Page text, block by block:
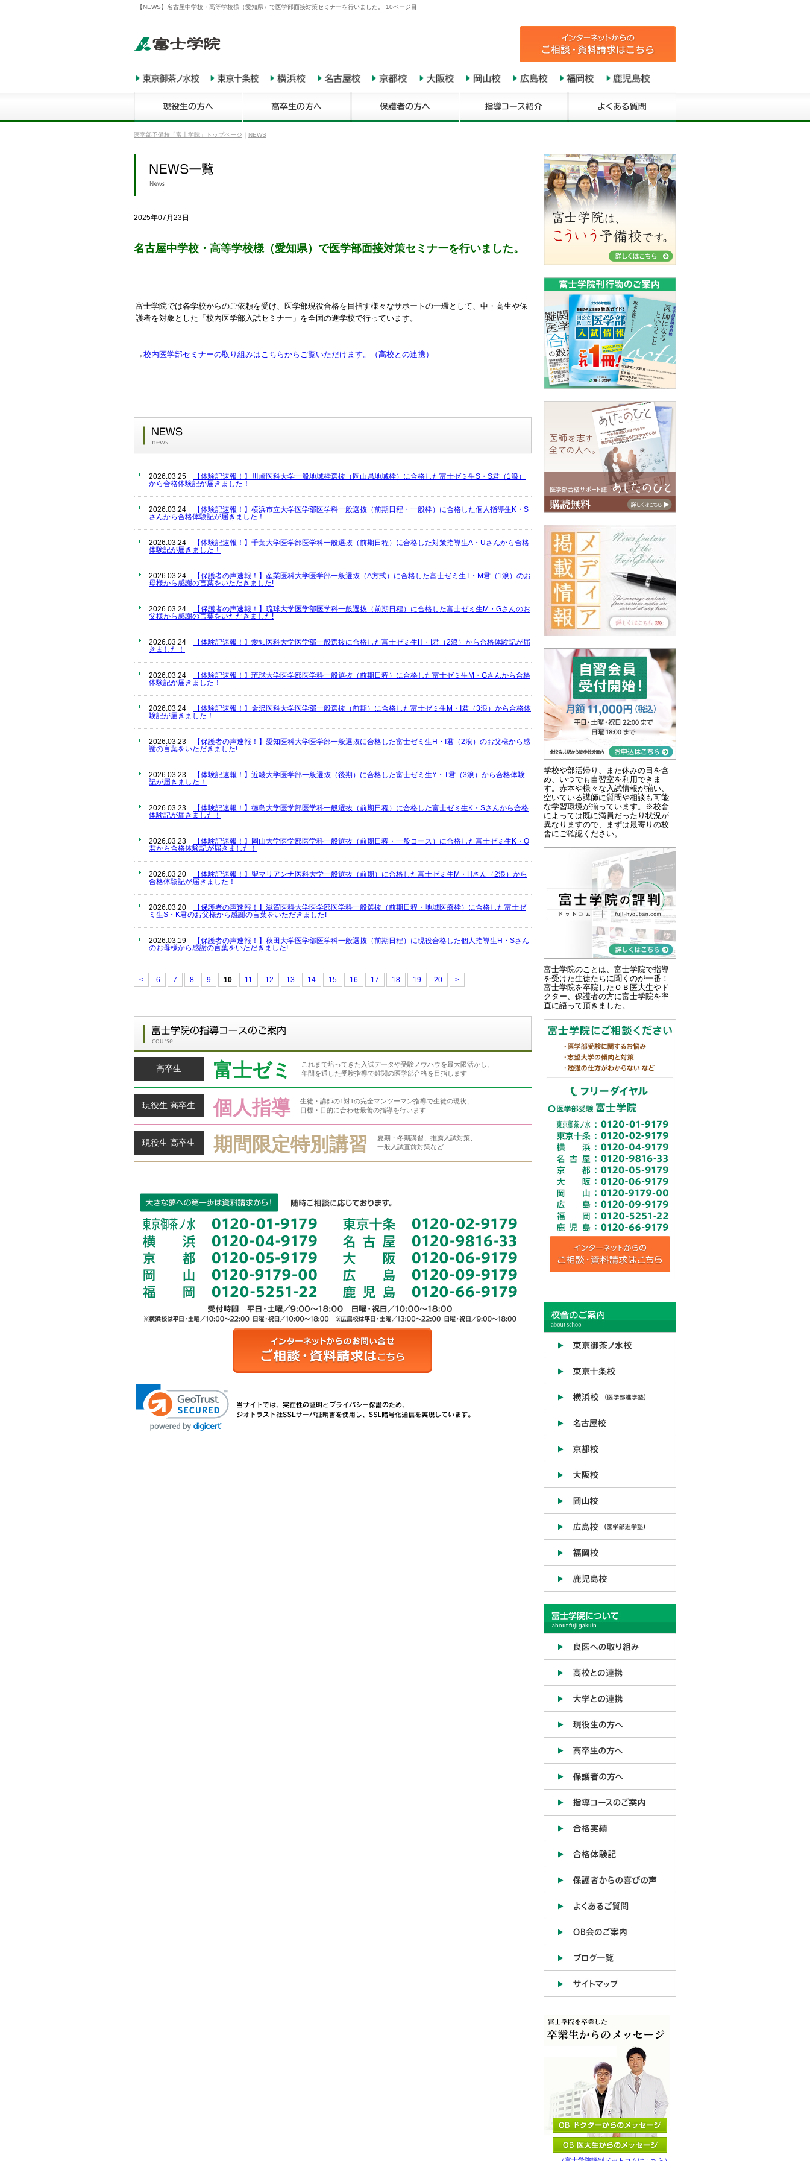
【NEWS】名古屋中学校・高等学校様（愛知県）で医学部面接対策セミナーを行いました。 10ページ目
医学部予備校「富士学院」トップページ NEWS
2025年07月23日
名古屋中学校・高等学校様（愛知県）で医学部面接対策セミナーを行いました。
富士学院では各学校からのご依頼を受け、医学部現役合格を目指す様々なサポートの一環として、中・高生や保
護者を対象とした「校内医学部入試セミナー」を全国の進学校で行っています。
→校内医学部セミナーの取り組みはこちらからご覧いただけます。（高校との連携）
2026.03.25
【体験記速報！】川崎医科大学一般地域枠選抜（岡山県地域枠）に合格した富士ゼミ生S・S君（1浪）
から合格体験記が届きました！
2026.03.24
【体験記速報！】横浜市立大学医学部医学科一般選抜（前期日程・一般枠）に合格した個人指導生K・S
さんから合格体験記が届きました！
2026.03.24
【体験記速報！】千葉大学医学部医学科一般選抜（前期日程）に合格した対策指導生A・Uさんから合格
体験記が届きました！
2026.03.24
【保護者の声速報！】産業医科大学医学部一般選抜（A方式）に合格した富士ゼミ生T・M君（1浪）のお
母様から感謝の言葉をいただきました!
2026.03.24
【保護者の声速報！】琉球大学医学部医学科一般選抜（前期日程）に合格した富士ゼミ生M・Gさんのお
父様から感謝の言葉をいただきました!
2026.03.24
【体験記速報！】愛知医科大学医学部一般選抜に合格した富士ゼミ生H・I君（2浪）から合格体験記が届
きました！
2026.03.24
【体験記速報！】琉球大学医学部医学科一般選抜（前期日程）に合格した富士ゼミ生M・Gさんから合格
体験記が届きました！
2026.03.24
【体験記速報！】金沢医科大学医学部一般選抜（前期）に合格した富士ゼミ生M・I君（3浪）から合格体
験記が届きました！
2026.03.23
【保護者の声速報！】愛知医科大学医学部一般選抜に合格した富士ゼミ生H・I君（2浪）のお父様から感
謝の言葉をいただきました!
2026.03.23
【体験記速報！】近畿大学医学部一般選抜（後期）に合格した富士ゼミ生Y・T君（3浪）から合格体験
記が届きました！
2026.03.23
【体験記速報！】徳島大学医学部医学科一般選抜（前期日程）に合格した富士ゼミ生K・Sさんから合格
体験記が届きました！
2026.03.23
【体験記速報！】岡山大学医学部医学科一般選抜（前期日程・一般コース）に合格した富士ゼミ生K・O
君から合格体験記が届きました！
2026.03.20
【体験記速報！】聖マリアンナ医科大学一般選抜（前期）に合格した富士ゼミ生M・Hさん（2浪）から
合格体験記が届きました！
2026.03.20
【保護者の声速報！】滋賀医科大学医学部医学科一般選抜（前期日程・地域医療枠）に合格した富士ゼ
ミ生S・K君のお父様から感謝の言葉をいただきました!
2026.03.19
【保護者の声速報！】秋田大学医学部医学科一般選抜（前期日程）に現役合格した個人指導生H・Sさん
のお母様から感謝の言葉をいただきました!
< 6 7 8 9 10 11 12 13 14 15 16 17 18 19 20 >
高卒生 富士ゼミ
これまで培ってきた入試データや受験ノウハウを最大限活かし、
年間を通した受験指導で難関の医学部合格を目指します
現役生 高卒生 個人指導
生徒・講師の1対1の完全マンツーマン指導で生徒の現状、
目標・目的に合わせ最善の指導を行います
現役生 高卒生 期間限定特別講習
夏期・冬期講習、推薦入試対策、
一般入試直前対策など
学校や部活帰り、また休みの日を含
め、いつでも自習室を利用できま
す。赤本や様々な入試情報が揃い、
空いている講師に質問や相談も可能
な学習環境が揃っています。※校舎
によっては既に満員だったり状況が
異なりますので、まずは最寄りの校
舎にご確認ください。
富士学院のことは、富士学院で指導
を受けた生徒たちに聞くのが一番！
富士学院を卒院したＯＢ医大生やド
クター、保護者の方に富士学院を率
直に語って頂きました。